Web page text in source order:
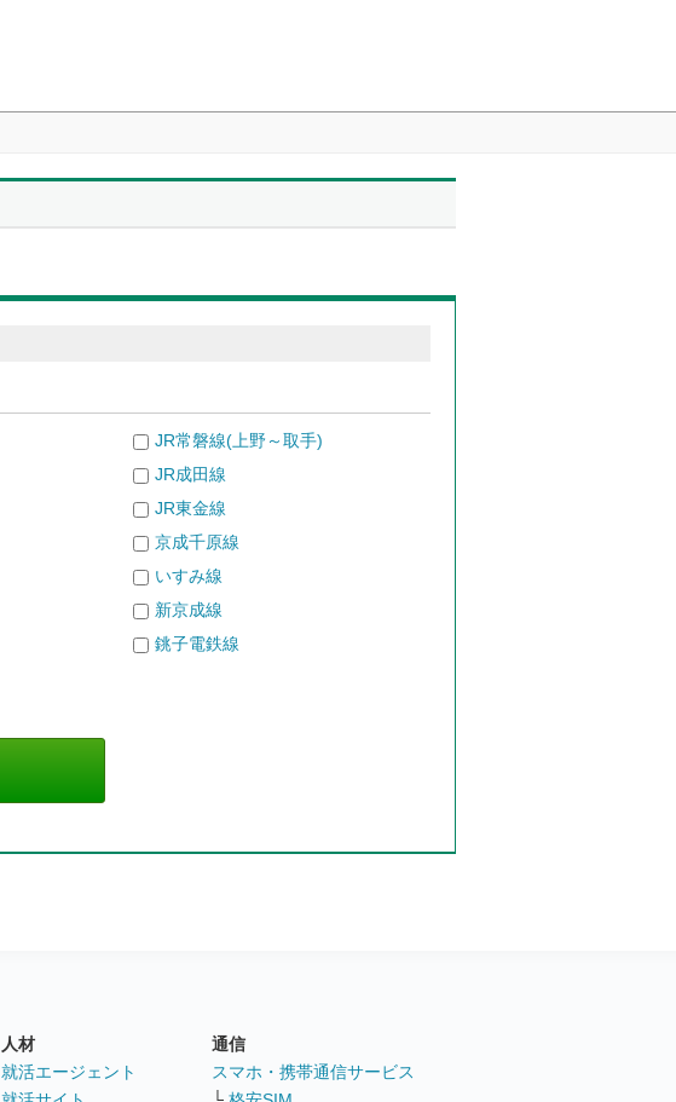
JR常磐線(上野～取手)
JR成田線
JR東金線
京成千原線
いすみ線
新京成線
銚子電鉄線
人材
就活エージェント
通信
スマホ・携帯通信サービス